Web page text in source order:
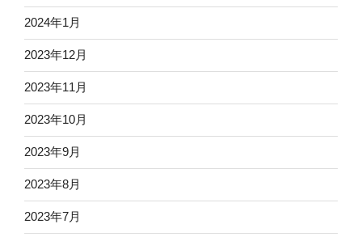
2024年1月
2023年12月
2023年11月
2023年10月
2023年9月
2023年8月
2023年7月